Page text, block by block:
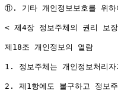
⑪. 기타 개인정보보호를 위하
< 제4장 정보주체의 권리 보
제18조 개인정보의 열람
1. 정보주체는 개인정보처리
2. 제1항에도 불구하고 정보